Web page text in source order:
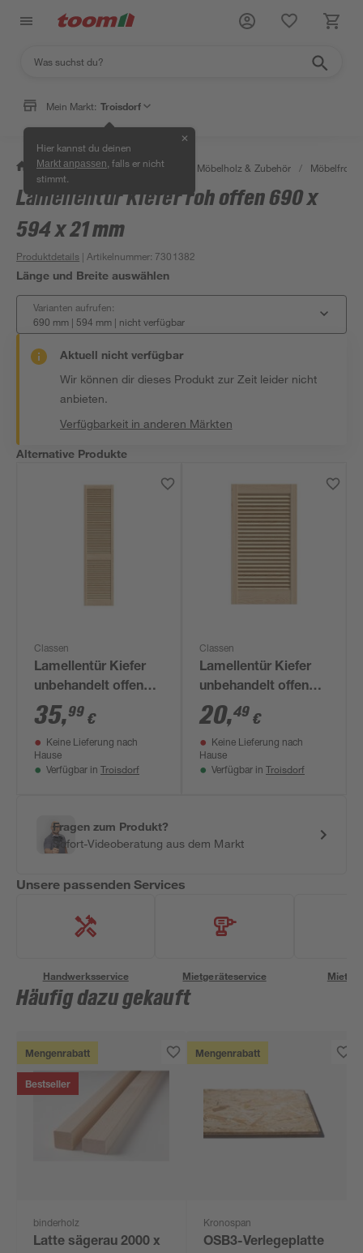
Mein Markt: Troisdorf
Hier kannst du deinen
Markt anpassen , falls er nicht
stimmt.
✕
/ Bauen & Renovieren / Holz Möbelholz & Zubehör /
Lamellentür Kiefer roh offen 690 x
594 x 21 mm
Produktdetails | Artikelnummer: 7301382
Länge und Breite auswählen
Varianten aufrufen:
690 mm | 594 mm | nicht verfügbar
Aktuell nicht verfügbar
Wir können dir dieses Produkt zur Zeit leider nicht
anbieten.
Verfügbarkeit in anderen Märkten
Alternative Produkte
Classen
Lamellentür Kiefer
unbehandelt offen
2013 x 494 mm
35,99 €
Keine Lieferung nach
Hause
Verfügbar in Troisdorf
Classen
Lamellentür Kiefer
unbehandelt offen
690 x 494 mm
20,49 €
Keine Lieferung nach
Hause
Verfügbar in Troisdorf
Fragen zum Produkt?
Sofort-Videoberatung aus dem Markt
Unsere passenden Services
Handwerksservice Mietgeräteservice
Häufig dazu gekauft
Mengenrabatt
Bestseller
binderholz
Latte sägerau 2000 x
Mengenrabatt
Kronospan
OSB3-Verlegeplatte